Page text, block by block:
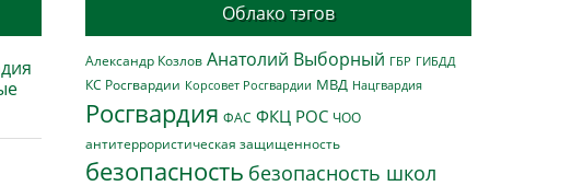
Облако тэгов
Александр Козлов Анатолий Выборный ГБР ГИБДД
КС Росгвардии Корсовет Росгвардии МВД Нацгвардия
Росгвардия ФАС ФКЦ РОС ЧОО
антитеррористическая защищенность
безопасность безопасность школ